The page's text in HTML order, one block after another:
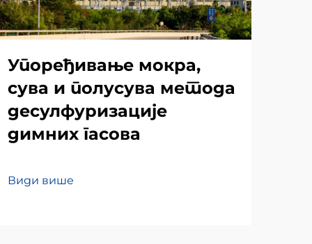
Упоређивање мокра,
сува и полусува метода
десулфуризације
димних гасова
Види више